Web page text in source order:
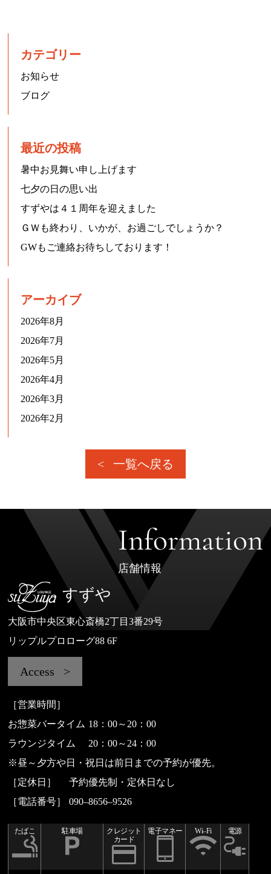
カテゴリー
お知らせ
ブログ
最近の投稿
暑中お見舞い申し上げます
七夕の日の思い出
すずやは４１周年を迎えました
ＧＷも終わり、いかが、お過ごしでしょうか？
GWもご連絡お待ちしております！
アーカイブ
2026年8月
2026年7月
2026年5月
2026年4月
2026年3月
2026年2月
一覧へ戻る
Information
店舗情報
すずや
大阪市中央区東心斎橋2丁目3番29号
リップルプロローグ88 6F
Access
［営業時間］
お惣菜バータイム 18：00～20：00
ラウンジタイム
20：00～24：00
※昼～夕方や日・祝日は前日までの予約が優先。
［定休日］
予約優先制・定休日なし
［電話番号］
090–8656–9526
たばこ 駐車場
クレジット
カード
電子マネー Wi–Fi 電源